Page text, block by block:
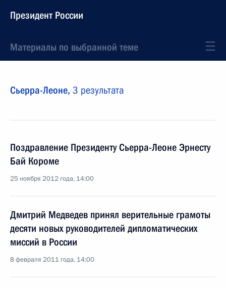
Президент России
Материалы по выбранной теме
Сьерра-Леоне, 3 результата
Поздравление Президенту Сьерра-Леоне Эрнесту
Бай Короме
25 ноября 2012 года, 14:00
Дмитрий Медведев принял верительные грамоты
десяти новых руководителей дипломатических
миссий в России
8 февраля 2011 года, 14:00